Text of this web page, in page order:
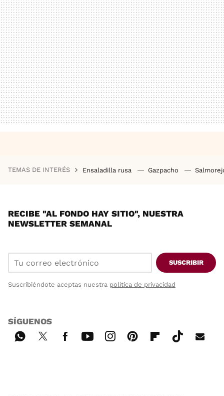
TEMAS DE INTERÉS Ensaladilla rusa Gazpacho
RECIBE "AL FONDO HAY SITIO", NUESTRA
NEWSLETTER SEMANAL
SUSCRIBIR
Suscribiéndote aceptas nuestra política de privacidad
SÍGUENOS